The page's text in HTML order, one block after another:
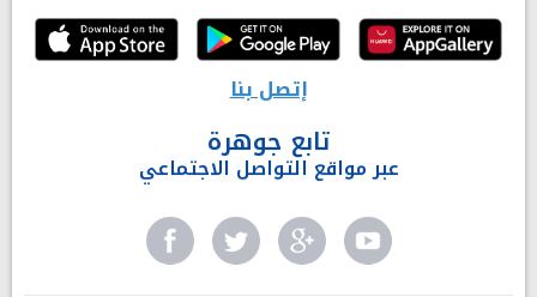
إتصل بنا
تابع جوهرة
عبر مواقع التواصل الاجتماعي